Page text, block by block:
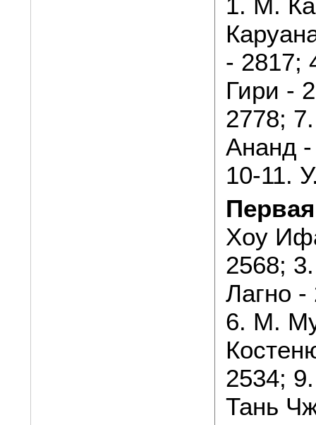
- 2817;
Гири -
2778;
Ананд
10-11.
Хоу
2568;
Лагно -
6. М.
2534;
Тань